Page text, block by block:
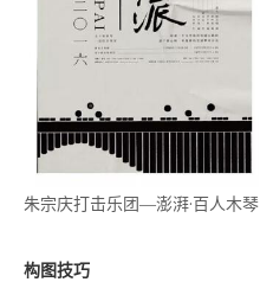
朱宗庆打击乐团—澎湃·百人木琴
构图技巧